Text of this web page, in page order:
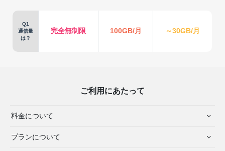
Q1
通信量
は？
完全無制限 100GB/月 ～30GB/月
ご利用にあたって
料金について
プランについて